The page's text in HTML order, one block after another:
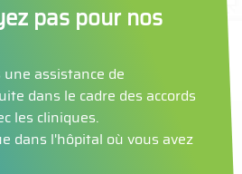
pas pour nos
assistance de
dans le cadre des accords
les cliniques.
dans l'hôpital où vous avez